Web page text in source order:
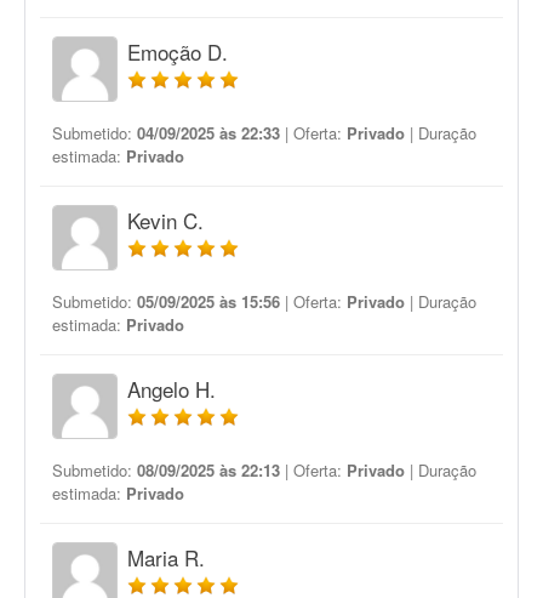
Emoção D.
Submetido: 04/09/2025 às 22:33 | Oferta: Privado | Duração
estimada: Privado
Kevin C.
Submetido: 05/09/2025 às 15:56 | Oferta: Privado | Duração
estimada: Privado
Angelo H.
Submetido: 08/09/2025 às 22:13 | Oferta: Privado | Duração
estimada: Privado
Maria R.